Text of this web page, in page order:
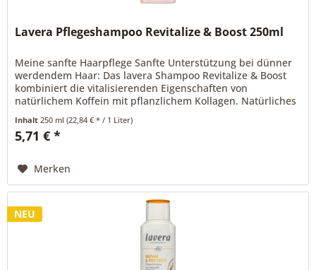
Lavera Pflegeshampoo Revitalize & Boost 250ml
Meine sanfte Haarpflege Sanfte Unterstützung bei dünner
werdendem Haar: Das lavera Shampoo Revitalize & Boost
kombiniert die vitalisierenden Eigenschaften von
natürlichem Koffein mit pflanzlichem Kollagen. Natürliches
Inhalt250 ml(22,84 € * / 1 Liter)
5,71 € *
Merken
NEU